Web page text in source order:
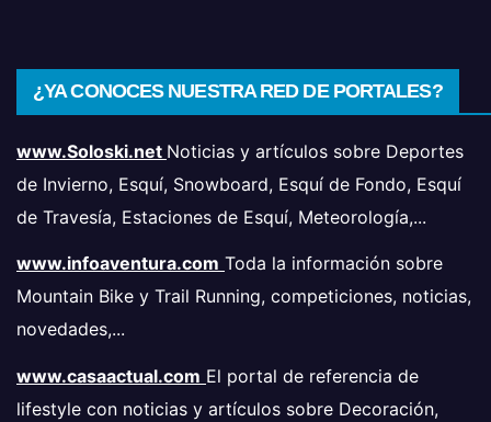
¿YA CONOCES NUESTRA RED DE PORTALES?
www.Soloski.net Noticias y artículos sobre Deportes
de Invierno, Esquí, Snowboard, Esquí de Fondo, Esquí
de Travesía, Estaciones de Esquí, Meteorología,...
www.infoaventura.com Toda la información sobre
Mountain Bike y Trail Running, competiciones, noticias,
novedades,...
www.casaactual.com El portal de referencia de
lifestyle con noticias y artículos sobre Decoración,